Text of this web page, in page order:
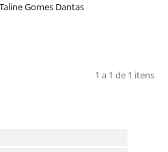
Gomes Dantas
1 a 1 de 1 itens